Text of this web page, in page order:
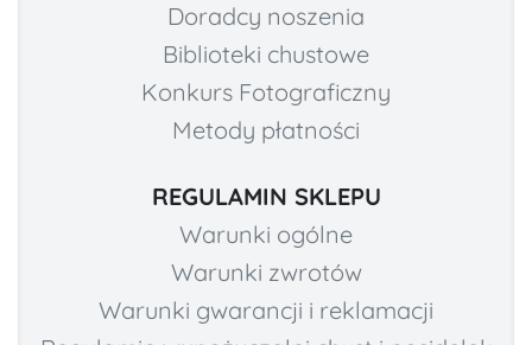
Doradcy noszenia
Biblioteki chustowe
Konkurs Fotograficzny
Metody płatności
REGULAMIN SKLEPU
Warunki ogólne
Warunki zwrotów
Warunki gwarancji i reklamacji